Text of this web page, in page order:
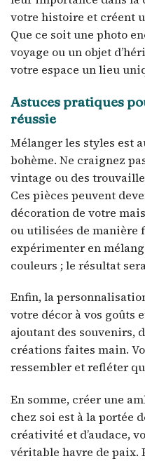
votre histoire et créent
Que ce soit une photo
voyage ou un objet
votre espace un lieu
Astuces pratiques
réussie
Mélanger les styles est
bohème. Ne craignez
vintage ou des
Ces pièces peuvent
décoration de votre
ou utilisées de manière
expérimenter en
couleurs ; le résultat
Enfin, la
votre décor à vos goûts
ajoutant des souvenirs,
créations faites main.
ressembler et refléter
En somme, créer une
chez soi est à la portée
créativité et d’audace,
véritable havre de paix.